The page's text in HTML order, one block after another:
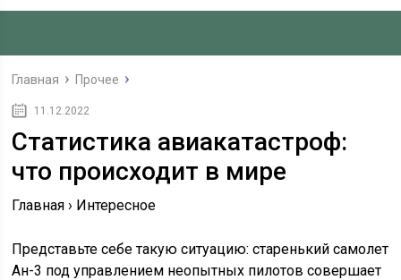
Главная Прочее
11.12.2022
Статистика авиакатастроф:
что происходит в мире
Главная › Интересное
Представьте себе такую ситуацию: старенький самолет
Ан-3 под управлением неопытных пилотов совершает